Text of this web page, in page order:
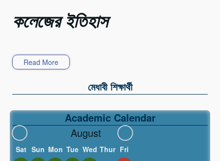
কলেজের ইতিহাস
Read More
মেধাবী শিক্ষার্থী
Academic Calendar
August
Sat Sun Mon Tue Wed Thur Fri